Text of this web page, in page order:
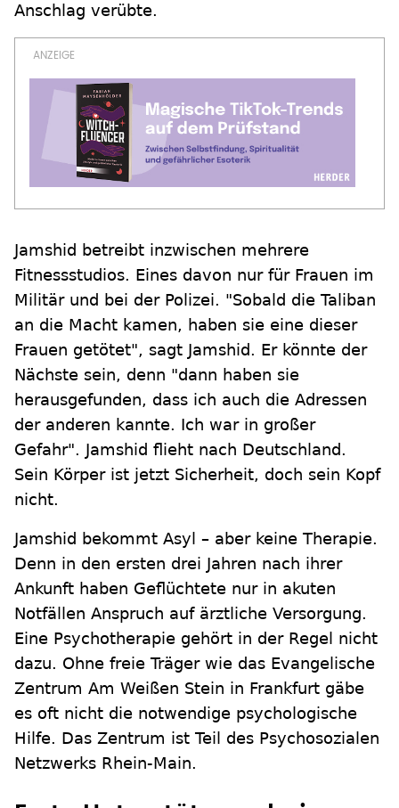
Anschlag verübte.
Jamshid betreibt inzwischen mehrere
Fitnessstudios. Eines davon nur für Frauen im
Militär und bei der Polizei. "Sobald die Taliban
an die Macht kamen, haben sie eine dieser
Frauen getötet", sagt Jamshid. Er könnte der
Nächste sein, denn "dann haben sie
herausgefunden, dass ich auch die Adressen
der anderen kannte. Ich war in großer
Gefahr". Jamshid flieht nach Deutschland.
Sein Körper ist jetzt Sicherheit, doch sein Kopf
nicht.
Jamshid bekommt Asyl – aber keine Therapie.
Denn in den ersten drei Jahren nach ihrer
Ankunft haben Geflüchtete nur in akuten
Notfällen Anspruch auf ärztliche Versorgung.
Eine Psychotherapie gehört in der Regel nicht
dazu. Ohne freie Träger wie das Evangelische
Zentrum Am Weißen Stein in Frankfurt gäbe
es oft nicht die notwendige psychologische
Hilfe. Das Zentrum ist Teil des Psychosozialen
Netzwerks Rhein-Main.